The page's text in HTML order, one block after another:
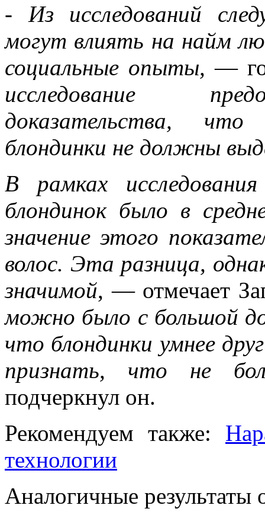
- Из исследований
могут влиять на найм
социальные опыты, —
исследование
доказательства,
блондинки не должны
В рамках
блондинок было в
значение этого
волос. Эта разница,
значимой, — отмечает
можно было с большой
что блондинки умнее
признать, что не
подчеркнул он.
Рекомендуем также:
технологии
Аналогичные результаты